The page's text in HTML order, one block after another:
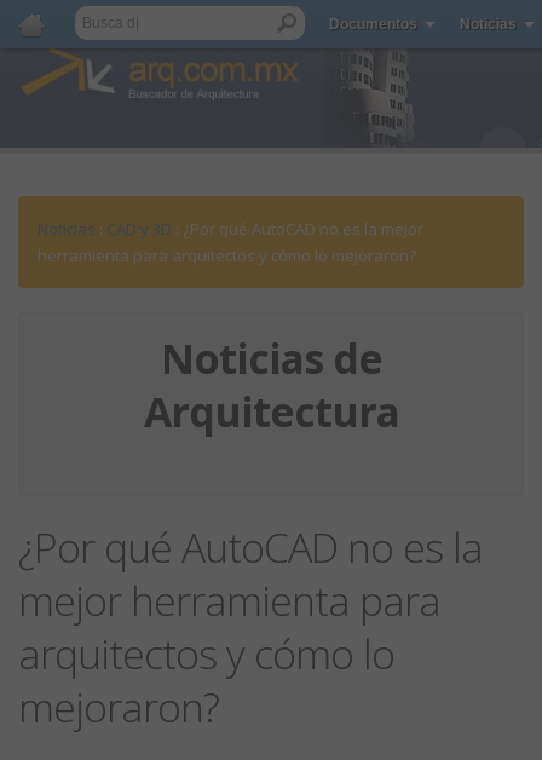
Documentos Noticias
Noticias : CAD y 3D : ¿Por qué AutoCAD no es la mejor
herramienta para arquitectos y cómo lo mejoraron?
Noticias de
Arquitectura
¿Por qué AutoCAD no es la
mejor herramienta para
arquitectos y cómo lo
mejoraron?